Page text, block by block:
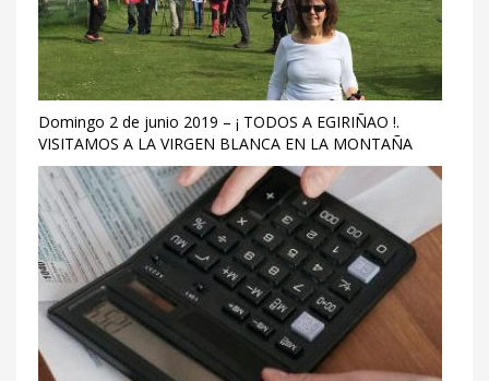
Domingo 2 de junio 2019 – ¡ TODOS A EGIRIÑAO !.
VISITAMOS A LA VIRGEN BLANCA EN LA MONTAÑA